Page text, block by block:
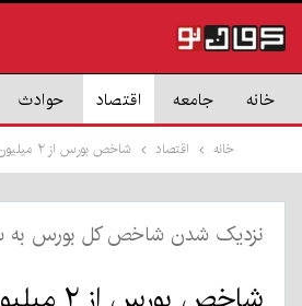
خانه جامعه اقتصاد حوادث
خانه اقتصاد شاخص بورس از ۲ میلیون واحد رد شد
نزدیک شدن شاخص کل بورس به